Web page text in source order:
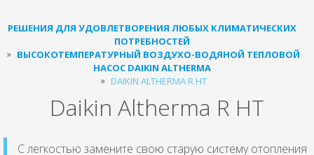
РЕШЕНИЯ ДЛЯ УДОВЛЕТВОРЕНИЯ ЛЮБЫХ КЛИМАТИЧЕСКИХ
ПОТРЕБНОСТЕЙ
ВЫСОКОТЕМПЕРАТУРНЫЙ ВОЗДУХО-ВОДЯНОЙ ТЕПЛОВОЙ
НАСОС DAIKIN ALTHERMA
DAIKIN ALTHERMA R HT
Daikin Altherma R HT
С легкостью замените свою старую систему отопления